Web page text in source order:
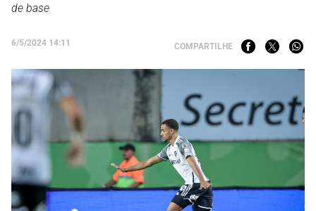
de base
6/5/2024 14:11 COMPARTILHE